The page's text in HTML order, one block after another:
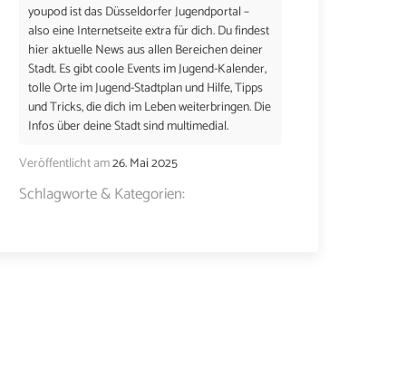
youpod ist das Düsseldorfer Jugendportal –
also eine Internetseite extra für dich. Du findest
hier aktuelle News aus allen Bereichen deiner
Stadt. Es gibt coole Events im Jugend-Kalender,
tolle Orte im Jugend-Stadtplan und Hilfe, Tipps
und Tricks, die dich im Leben weiterbringen. Die
Infos über deine Stadt sind multimedial.
Veröffentlicht am26. Mai 2025
Schlagworte & Kategorien: